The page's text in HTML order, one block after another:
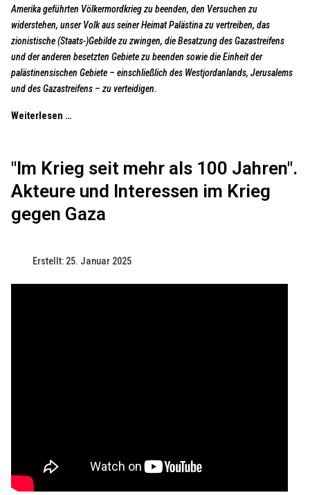
Amerika geführten Völkermordkrieg zu beenden, den Versuchen zu
widerstehen, unser Volk aus seiner Heimat Palästina zu vertreiben, das
zionistische (Staats-)Gebilde zu zwingen, die Besatzung des Gazastreifens
und der anderen besetzten Gebiete zu beenden sowie die Einheit der
palästinensischen Gebiete – einschließlich des Westjordanlands, Jerusalems
und des Gazastreifens – zu verteidigen.
Weiterlesen …
"Im Krieg seit mehr als 100 Jahren".
Akteure und Interessen im Krieg
gegen Gaza
Erstellt: 25. Januar 2025